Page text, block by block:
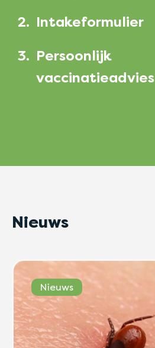
2. Intakeformulier
3. Persoonlijk
vaccinatieadvies
Nieuws
Nieuws